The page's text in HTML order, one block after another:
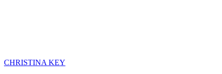
CHRISTINA KEY